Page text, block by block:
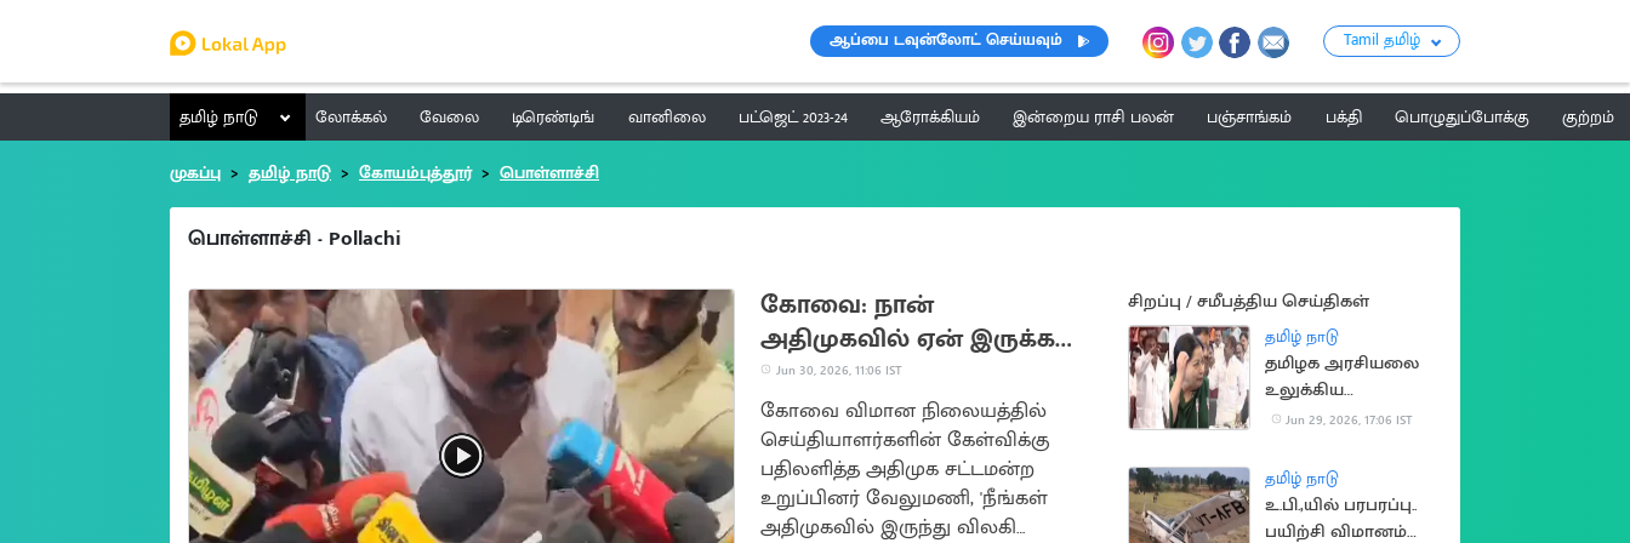
ஆப்பை டவுன்லோட் செய்யவும் Tamil தமிழ்
தமிழ் நாடு லோக்கல் வேலை டிரெண்டிங் வானிலை பட்ஜெட் 2023-24 ஆரோக்கியம் இன்றைய ராசி பலன் பஞ்சாங்கம் பக்தி பொழுதுப்போக்கு
குற்றம்
முகப்பு
தமிழ் நாடு கோயம்புத்தூர் பொள்ளாச்சி
பொள்ளாச்சி - Pollachi
கோவை: நான்
அதிமுகவில் ஏன் இருக்கக்
கூடாது - வேலுமணி!
Jun 30, 2026, 11:06 IST
கோவை விமான நிலையத்தில்
செய்தியாளர்களின் கேள்விக்கு
பதிலளித்த அதிமுக சட்டமன்ற
உறுப்பினர் வேலுமணி, 'நீங்கள்
அதிமுகவில் இருந்து விலகி
சிறப்பு / சமீபத்திய செய்திகள்
தமிழ் நாடு
தமிழக அரசியலை
உலுக்கிய
சட்டப்பேரவை
Jun 29, 2026, 17:06 IST
தமிழ் நாடு
உ.பி.,யில் பரபரப்பு..
பயிற்சி விமானம்